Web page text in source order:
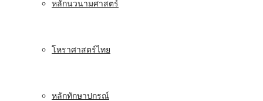
หลักนวนามศาสตร์
โหราศาสตร์ไทย
หลักทักษาปกรณ์